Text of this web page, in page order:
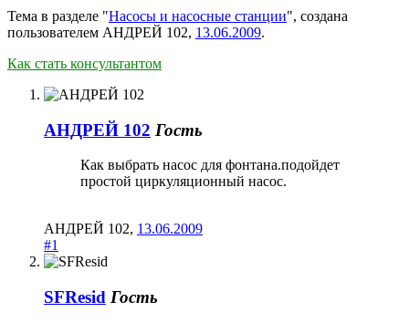
Тема в разделе "Насосы и насосные станции", создана
пользователем АНДРЕЙ 102, 13.06.2009.
Как стать консультантом
АНДРЕЙ 102 Гость
Как выбрать насос для фонтана.подойдет
простой циркуляционный насос.
АНДРЕЙ 102, 13.06.2009
#1
SFResid Гость